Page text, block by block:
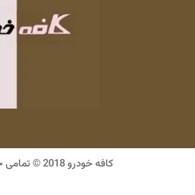
کافه خودرو 2018 © تمامی حقوق محفوظ است.